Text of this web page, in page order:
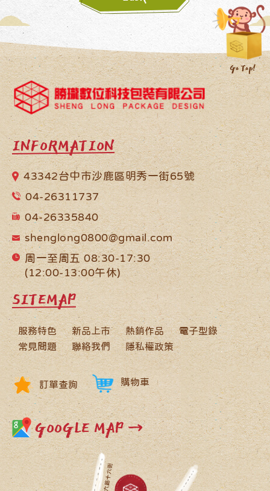
INFORMATION
43342台中市沙鹿區明秀一街65號
04-26311737
04-26335840
shenglong0800@gmail.com
周一至周五 08:30-17:30
(12:00-13:00午休)
SITEMAP
服務特色 新品上市 熱銷作品
電子型錄
常見問題
聯絡我們 隱私權政策
訂單查詢 購物車
GOOGLE MAP →